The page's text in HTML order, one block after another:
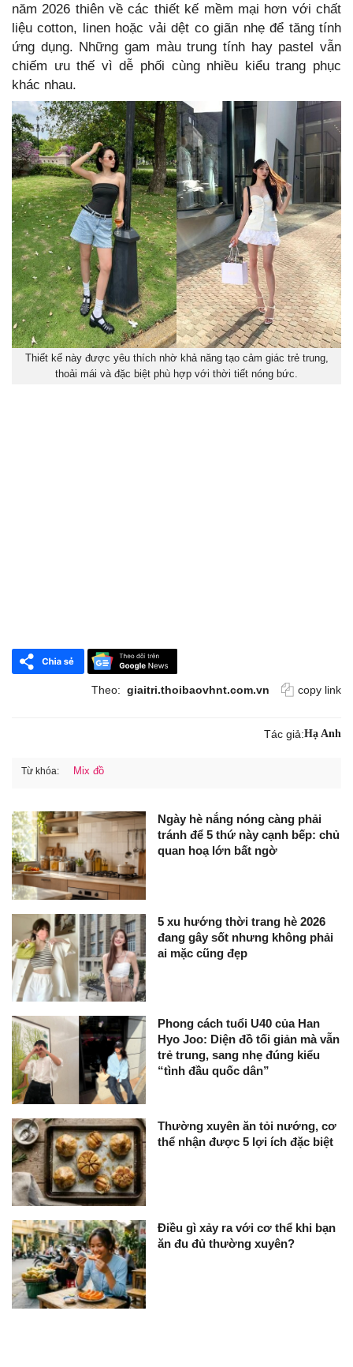
năm 2026 thiên về các thiết kế mềm mại hơn với chất
liệu cotton, linen hoặc vải dệt co giãn nhẹ để tăng tính
ứng dụng. Những gam màu trung tính hay pastel vẫn
chiếm ưu thế vì dễ phối cùng nhiều kiểu trang phục
khác nhau.
Thiết kế này được yêu thích nhờ khả năng tạo cảm giác trẻ trung,
thoải mái và đặc biệt phù hợp với thời tiết nóng bức.
Theo: giaitri.thoibaovhnt.com.vn copy link
Tác giả:Hạ Anh
Từ khóa: Mix đồ
Ngày hè nắng nóng càng phải
tránh để 5 thứ này cạnh bếp: chủ
quan hoạ lớn bất ngờ
5 xu hướng thời trang hè 2026
đang gây sốt nhưng không phải
ai mặc cũng đẹp
Phong cách tuổi U40 của Han
Hyo Joo: Diện đồ tối giản mà vẫn
trẻ trung, sang nhẹ đúng kiểu
“tình đầu quốc dân”
Thường xuyên ăn tỏi nướng, cơ
thể nhận được 5 lợi ích đặc biệt
Điều gì xảy ra với cơ thể khi bạn
ăn đu đủ thường xuyên?